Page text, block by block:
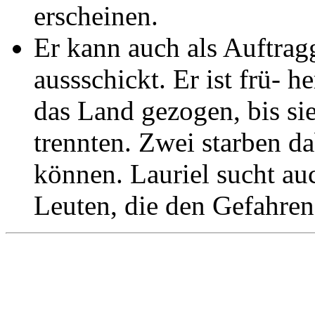
erscheinen.
Er kann auch als
aussschickt. Er ist frü-
das Land gezogen, bis
trennten. Zwei starben
können. Lauriel sucht
Leuten, die den